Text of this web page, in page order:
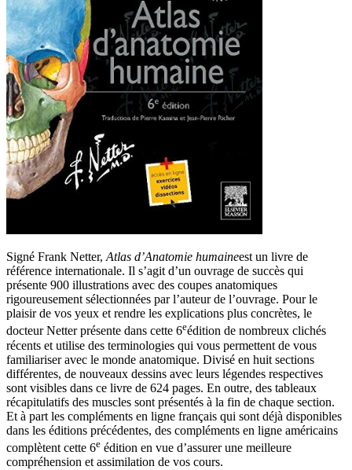
Signé Frank Netter,Atlas d’Anatomie humaineest un livre de
référence internationale. Il s’agit d’un ouvrage de succès qui
présente 900 illustrations avec des coupes anatomiques
rigoureusement sélectionnées par l’auteur de l’ouvrage. Pour le
plaisir de vos yeux et rendre les explications plus concrètes, le
docteur Netter présente dans cette 6eédition de nombreux clichés
récents et utilise des terminologies qui vous permettent de vous
familiariser avec le monde anatomique. Divisé en huit sections
différentes, de nouveaux dessins avec leurs légendes respectives
sont visibles dans ce livre de 624 pages. En outre, des tableaux
récapitulatifs des muscles sont présentés à la fin de chaque section.
Et à part les compléments en ligne français qui sont déjà disponibles
dans les éditions précédentes, des compléments en ligne américains
complètent cette 6e édition en vue d’assurer une meilleure
compréhension et assimilation de vos cours.